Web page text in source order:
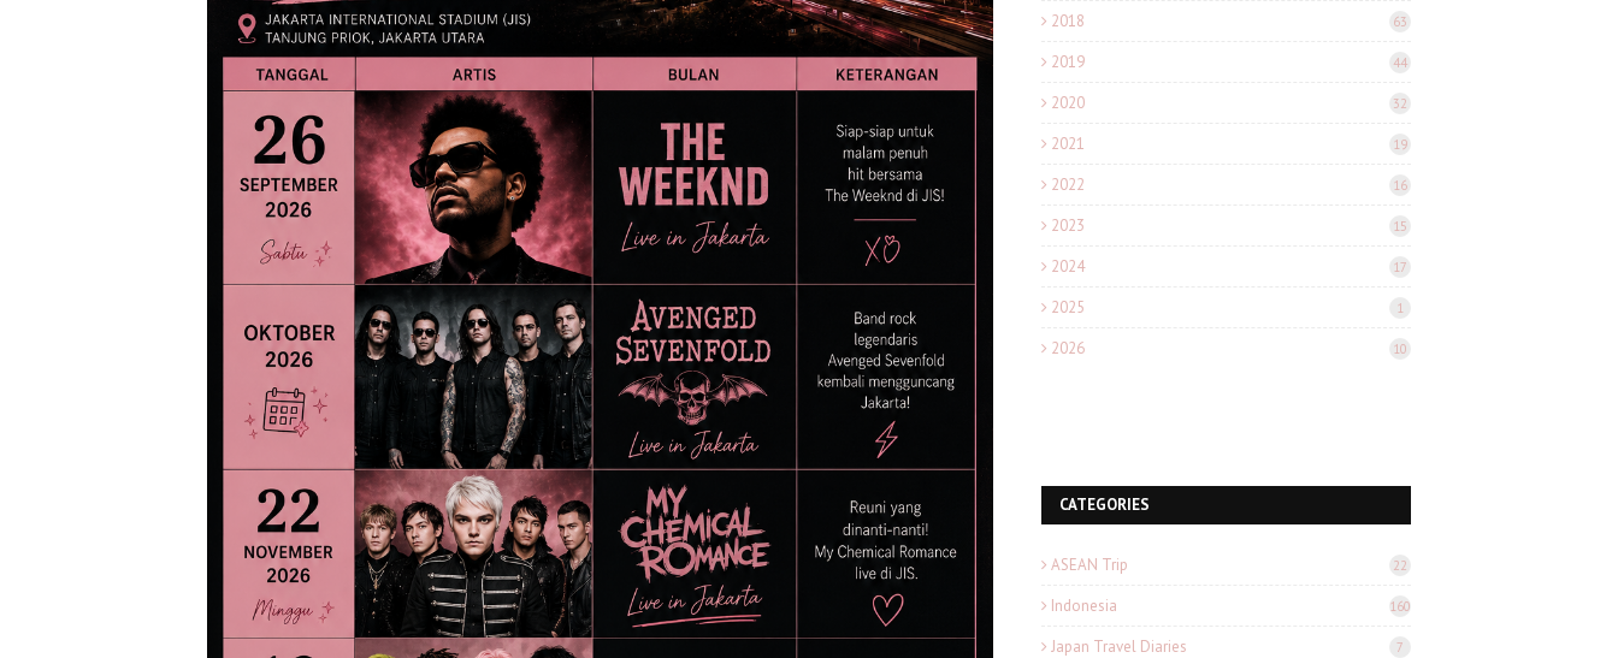
2018 63
2019 44
2020 32
2021 19
2022 16
2023 15
2024 17
2025 1
2026 10
CATEGORIES
ASEAN Trip 22
Indonesia 160
Japan Travel Diaries 7